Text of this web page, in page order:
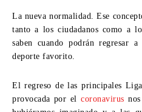
La nueva normalidad
. Ese
tanto a los ciudadanos como a
saben cuando podrán regresar
deporte favorito.
El regreso de las principales
provocada por elcoronavirus